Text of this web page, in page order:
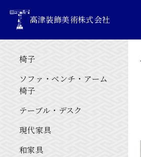
高津装飾美術株式会社
椅子
ソファ・ベンチ・アーム
椅子
テーブル・デスク
現代家具
和家具